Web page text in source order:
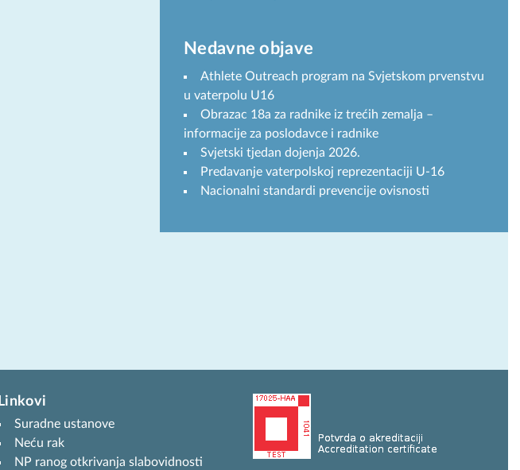
Nedavne objave
Athlete Outreach program na Svjetskom prvenstvu
u vaterpolu U16
Obrazac 18a za radnike iz trećih zemalja –
informacije za poslodavce i radnike
Svjetski tjedan dojenja 2026.
Predavanje vaterpolskoj reprezentaciji U-16
Nacionalni standardi prevencije ovisnosti
Linkovi
Suradne ustanove
Neću rak
NP ranog otkrivanja slabovidnosti